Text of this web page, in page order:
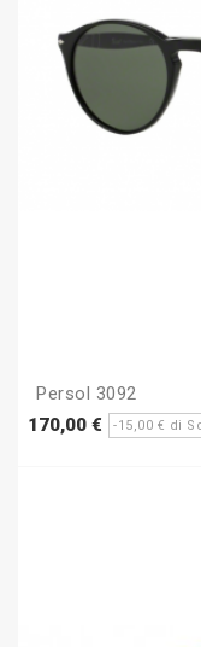
Persol 3092
170,00 €
Prezzo
base
-15,00 € di